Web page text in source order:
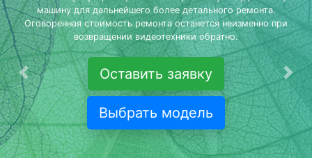
машину для дальнейшего более детального ремонта.
Оговоренная стоимость ремонта останется неизменно при
возвращении видеотехники обратно.
Оставить заявку
Выбрать модель
Предыдущая